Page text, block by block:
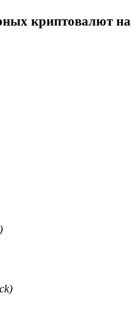
криптовалют на